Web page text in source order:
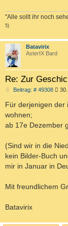
"Alle sollt ihr noch
5)
Batavirix
AsterIX Bard
Re: Zur
Beitrag: # 49308B
a
g
Für derjenigen der
wohnen;
ab 17e Dezember
(Sind wir in die
kein Bilder-Buch
mir in Januar in
Mit freundlichem
Batavirix